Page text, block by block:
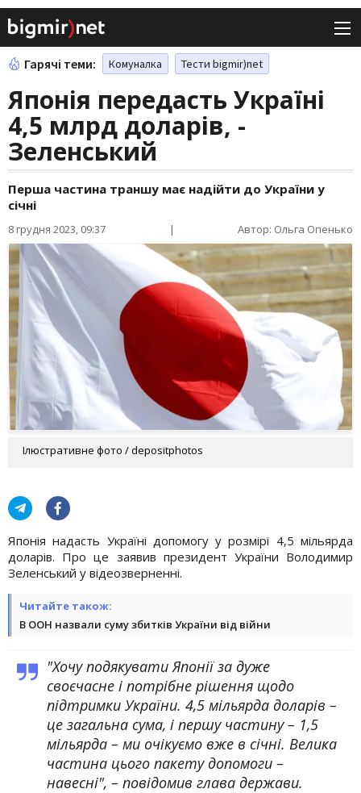
Гарячі теми: Комуналка Тести bigmir)net
Японія передасть Україні
4,5 млрд доларів, -
Зеленський
Перша частина траншу має надійти до України у
січні
8 грудня 2023, 09:37 | Автор: Ольга Опенько
Ілюстративне фото / depositphotos
Японія надасть Україні допомогу у розмірі 4,5 мільярда
доларів. Про це заявив президент України Володимир
Зеленський у відеозверненні.
Читайте також:
В ООН назвали суму збитків України від війни
"Хочу подякувати Японії за дуже
своєчасне і потрібне рішення щодо
підтримки України. 4,5 мільярда доларів –
це загальна сума, і першу частину – 1,5
мільярда – ми очікуємо вже в січні. Велика
частина цього пакету допомоги –
навесні", – повідомив глава держави.